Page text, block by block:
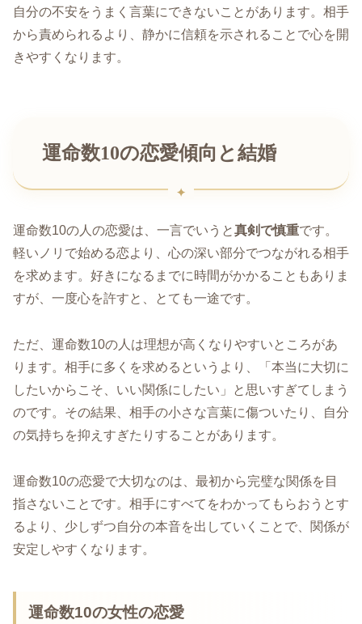
自分の不安をうまく言葉にできないことがあります。相手
から責められるより、静かに信頼を示されることで心を開
きやすくなります。
運命数10の恋愛傾向と結婚
運命数10の人の恋愛は、一言でいうと真剣で慎重です。
軽いノリで始める恋より、心の深い部分でつながれる相手
を求めます。好きになるまでに時間がかかることもありま
すが、一度心を許すと、とても一途です。
ただ、運命数10の人は理想が高くなりやすいところがあ
ります。相手に多くを求めるというより、「本当に大切に
したいからこそ、いい関係にしたい」と思いすぎてしまう
のです。その結果、相手の小さな言葉に傷ついたり、自分
の気持ちを抑えすぎたりすることがあります。
運命数10の恋愛で大切なのは、最初から完璧な関係を目
指さないことです。相手にすべてをわかってもらおうとす
るより、少しずつ自分の本音を出していくことで、関係が
安定しやすくなります。
運命数10の女性の恋愛